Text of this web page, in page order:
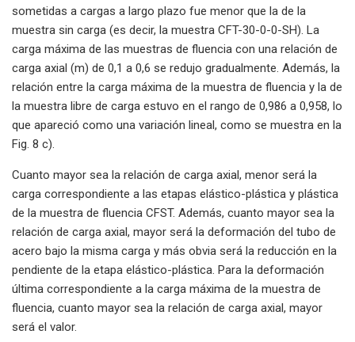
sometidas a cargas a largo plazo fue menor que la de la
muestra sin carga (es decir, la muestra CFT-30-0-0-SH). La
carga máxima de las muestras de fluencia con una relación de
carga axial (m) de 0,1 a 0,6 se redujo gradualmente. Además, la
relación entre la carga máxima de la muestra de fluencia y la de
la muestra libre de carga estuvo en el rango de 0,986 a 0,958, lo
que apareció como una variación lineal, como se muestra en la
Fig. 8 c).
Cuanto mayor sea la relación de carga axial, menor será la
carga correspondiente a las etapas elástico-plástica y plástica
de la muestra de fluencia CFST. Además, cuanto mayor sea la
relación de carga axial, mayor será la deformación del tubo de
acero bajo la misma carga y más obvia será la reducción en la
pendiente de la etapa elástico-plástica. Para la deformación
última correspondiente a la carga máxima de la muestra de
fluencia, cuanto mayor sea la relación de carga axial, mayor
será el valor.